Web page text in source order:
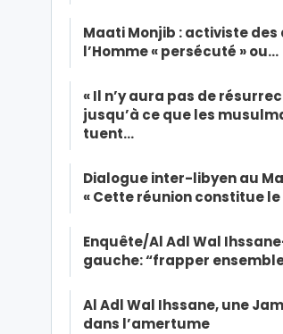
Maati Monjib : activiste des
l’Homme « persécuté » ou…
« Il n’y aura pas de
jusqu’à ce que les
tuent…
Dialogue inter-libyen au
« Cette réunion constitue
Enquête/Al Adl Wal
gauche: “frapper
Al Adl Wal Ihssane, une
dans l’amertume